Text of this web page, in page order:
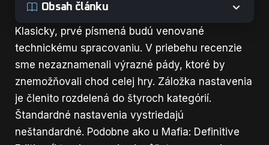
Obsah článku
Klasicky, prvé písmená budú venované
technickému spracovaniu. V priebehu recenzie
sme nezaznamenali výrazné pády, ktoré by
znemožňovali chod celej hry. Záložka nastavenia
je členito rozdelená do štyroch kategórií.
Štandardné nastavenia vystriedajú
neštandardné. Podobne ako u Mafia: Definitive